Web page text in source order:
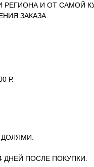
И ОТ САМОЙ
ЗАКАЗА.
Р.
ПОСЛЕ ПОКУПКИ.